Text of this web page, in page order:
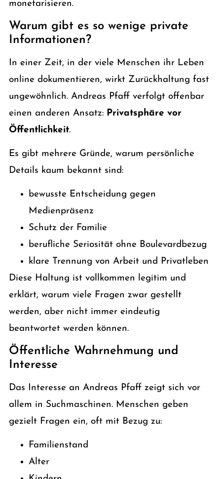
monetarisieren.
Warum gibt es so wenige private
Informationen?
In einer Zeit, in der viele Menschen ihr Leben
online dokumentieren, wirkt Zurückhaltung fast
ungewöhnlich. Andreas Pfaff verfolgt offenbar
einen anderen Ansatz: Privatsphäre vor
Öffentlichkeit.
Es gibt mehrere Gründe, warum persönliche
Details kaum bekannt sind:
bewusste Entscheidung gegen
Medienpräsenz
Schutz der Familie
berufliche Seriosität ohne Boulevardbezug
klare Trennung von Arbeit und Privatleben
Diese Haltung ist vollkommen legitim und
erklärt, warum viele Fragen zwar gestellt
werden, aber nicht immer eindeutig
beantwortet werden können.
Öffentliche Wahrnehmung und
Interesse
Das Interesse an Andreas Pfaff zeigt sich vor
allem in Suchmaschinen. Menschen geben
gezielt Fragen ein, oft mit Bezug zu:
Familienstand
Alter